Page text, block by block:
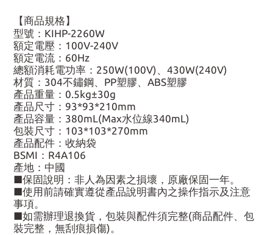
【商品規格】
型號：KIHP-2260W
額定電壓：100V-240V
額定電流：60Hz
總額消耗電功率：250W(100V)、430W(240V)
材質：304不鏽鋼、PP塑膠、ABS塑膠
產品重量：0.5kg±30g
產品尺寸：93*93*210mm
產品容量：380mL(Max水位線340mL)
包裝尺寸：103*103*270mm
產品配件：收納袋
BSMI：R4A106
產地：中國
■保固說明：非人為因素之損壞，原廠保固一年。
■使用前請確實遵從產品說明書內之操作指示及注意
事項。
■如需辦理退換貨，包裝與配件須完整(商品配件、包
裝完整，無刮痕損傷)。